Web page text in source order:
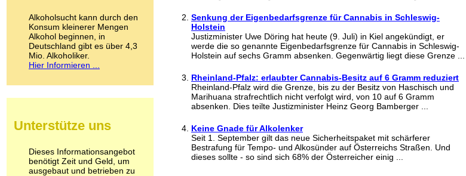
Senkung der Eigenbedarfsgrenze für Cannabis in Schleswig-
Holstein
Justizminister Uwe Döring hat heute (9. Juli) in Kiel angekündigt, er
werde die so genannte Eigenbedarfsgrenze für Cannabis in Schleswig-
Holstein auf sechs Gramm absenken. Gegenwärtig liegt diese Grenze ...
Rheinland-Pfalz: erlaubter Cannabis-Besitz auf 6 Gramm reduziert
Rheinland-Pfalz wird die Grenze, bis zu der Besitz von Haschisch und
Marihuana strafrechtlich nicht verfolgt wird, von 10 auf 6 Gramm
absenken. Dies teilte Justizminister Heinz Georg Bamberger ...
Keine Gnade für Alkolenker
Seit 1. September gilt das neue Sicherheitspaket mit schärferer
Bestrafung für Tempo- und Alkosünder auf Österreichs Straßen. Und
dieses sollte - so sind sich 68% der Österreicher einig ...
LSD
Marihuana
Medikamente
Meskalin
Metamphetamin
Methadon
Pilze
Psychopharmaka
Schlafmittel
Schmerzmittel
Alkoholsucht kann durch den
Konsum kleinerer Mengen
Alkohol beginnen, in
Deutschland gibt es über 4,3
Mio. Alkoholiker.
Hier Informieren ...
Unterstütze uns
Dieses Informationsangebot
benötigt Zeit und Geld, um
ausgebaut und betrieben zu